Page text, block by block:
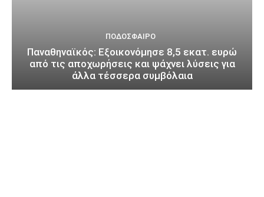
ΠΟΔΌΣΦΑΙΡΟ
Παναθηναϊκός: Εξοικονόμησε 8,5 εκατ. ευρώ
από τις αποχωρήσεις και ψάχνει λύσεις για
άλλα τέσσερα συμβόλαια